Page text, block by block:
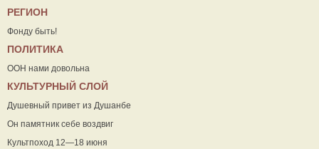
РЕГИОН
Фонду быть!
ПОЛИТИКА
ООН нами довольна
КУЛЬТУРНЫЙ СЛОЙ
Душевный привет из Душанбе
Он памятник себе воздвиг
Культпоход 12—18 июня